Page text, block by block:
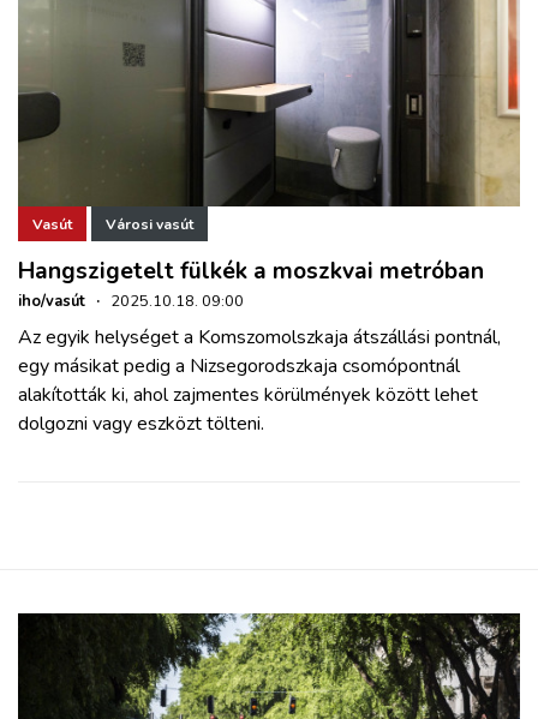
KÖZLEKEDÉSFEJLESZTÉS
ZÖLDÚT
HAJÓZÁS
BLOG
ARCHÍVUM
REGISZTRÁCIÓ
Vasút Városi vasút
Hangszigetelt fülkék a moszkvai metróban
iho/vasút · 2025.10.18. 09:00
Az egyik helységet a Komszomolszkaja átszállási pontnál,
egy másikat pedig a Nizsegorodszkaja csomópontnál
alakították ki, ahol zajmentes körülmények között lehet
dolgozni vagy eszközt tölteni.